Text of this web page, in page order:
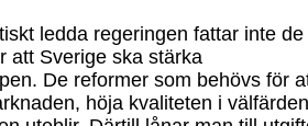
ledda regeringen fattar inte de
att Sverige ska stärka
De reformer som behövs för
höja kvaliteten i välfärden